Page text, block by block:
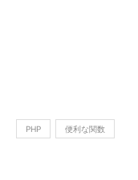
PHP 便利な関数